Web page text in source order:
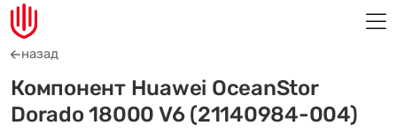
назад
Компонент Huawei OceanStor
Dorado 18000 V6 (21140984-004)